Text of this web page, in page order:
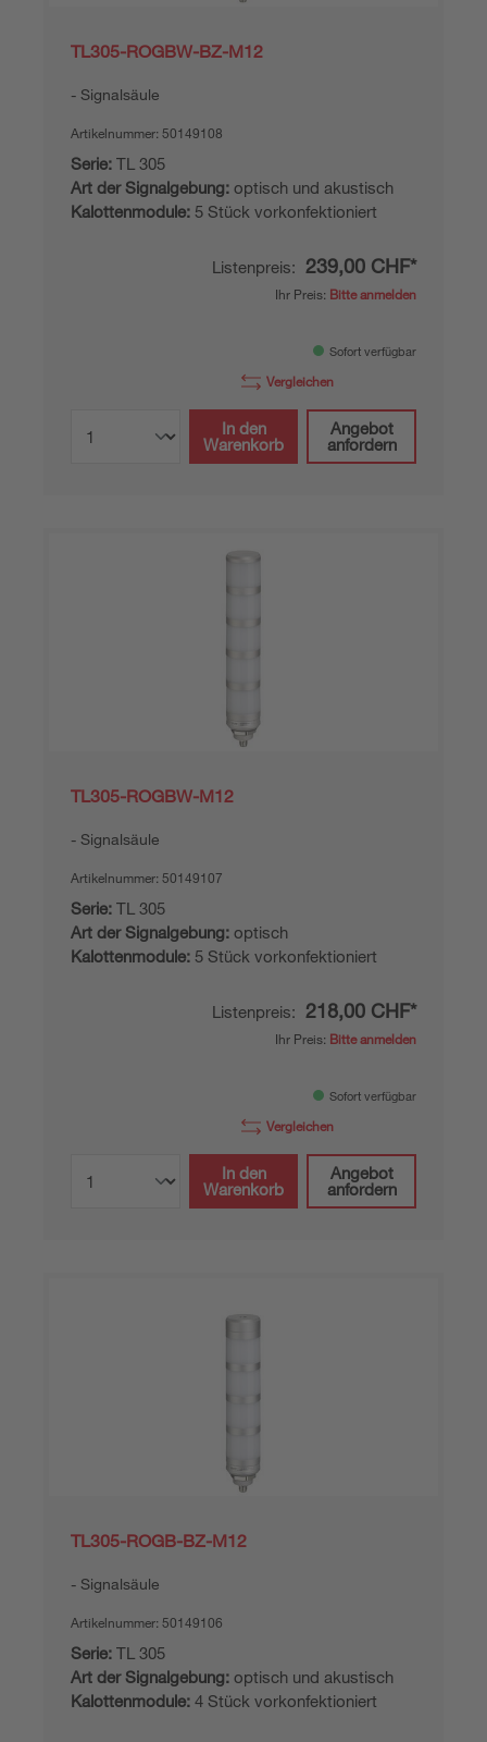
TL305-ROGBW-BZ-M12
Signalsäule
Artikelnummer: 50149108
Serie: TL 305
Art der Signalgebung: optisch und akustisch
Kalottenmodule: 5 Stück vorkonfektioniert
Listenpreis: 239,00 CHF*
Ihr Preis: Bitte anmelden
Sofort verfügbar
Vergleichen
In den
Warenkorb
Angebot
anfordern
TL305-ROGBW-M12
Signalsäule
Artikelnummer: 50149107
Serie: TL 305
Art der Signalgebung: optisch
Kalottenmodule: 5 Stück vorkonfektioniert
Listenpreis: 218,00 CHF*
Ihr Preis: Bitte anmelden
Sofort verfügbar
Vergleichen
In den
Warenkorb
Angebot
anfordern
TL305-ROGB-BZ-M12
Signalsäule
Artikelnummer: 50149106
Serie: TL 305
Art der Signalgebung: optisch und akustisch
Kalottenmodule: 4 Stück vorkonfektioniert